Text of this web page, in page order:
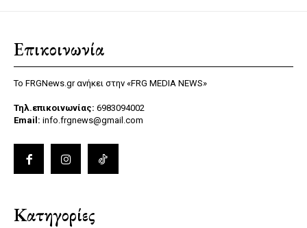
Επικοινωνία
Το FRGNews.gr ανήκει στην «FRG MEDIA NEWS»
Τηλ.επικοινωνίας: 6983094002
Email: info.frgnews@gmail.com
Κατηγορίες